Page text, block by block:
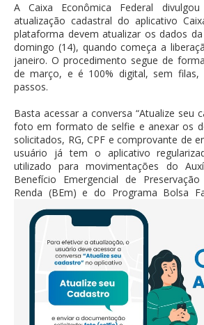
A Caixa Econômica Federal
atualização cadastral do aplicativo
plataforma devem atualizar os dados
domingo (14), quando começa a
janeiro. O procedimento segue de
de março, e é 100% digital, sem filas,
passos.
Basta acessar a conversa “Atualize seu
foto em formato de selfie e anexar os
solicitados, RG, CPF e comprovante de
usuário já tem o aplicativo
utilizado para movimentações do
Benefício Emergencial de
Renda (BEm) e do Programa Bolsa